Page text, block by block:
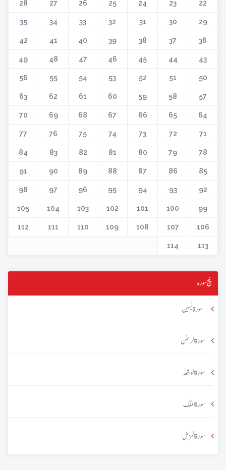
22
23
24
25
26
27
28
29
30
31
32
33
34
35
36
37
38
39
40
41
42
43
44
45
46
47
48
49
50
51
52
53
54
55
56
57
58
59
60
61
62
63
64
65
66
67
68
69
70
71
72
73
74
75
76
77
78
79
80
81
82
83
84
85
86
87
88
89
90
91
92
93
94
95
96
97
98
99
100
101
102
103
104
105
106
107
108
109
110
111
112
113
114
پنج سورہ
سورۃ یٰسین
سورۃ الرحمٰن
سورۃ الواقعہ
سورۃ الملک
سورۃ المزمل